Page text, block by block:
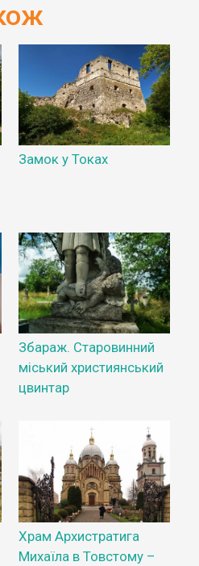
Замок у Токах
Збараж. Старовинний
міський християнський
цвинтар
Храм Архистратига
Михаїла в Товстому –